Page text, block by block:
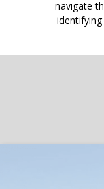
navigate